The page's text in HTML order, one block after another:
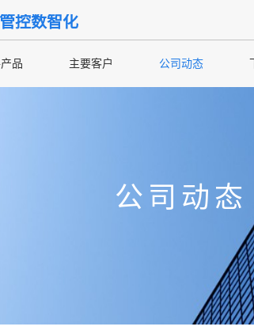
控数智化
品 主要客户 公司动态
公司动态